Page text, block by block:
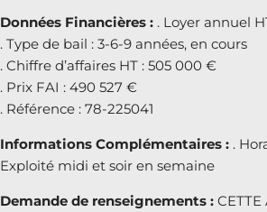
Données Financières : . Loyer annuel
. Type de bail : 3-6-9 années, en cours
. Chiffre d’affaires HT : 505 000 €
. Prix FAI : 490 527 €
. Référence : 78-225041
Informations Complémentaires : .
Exploité midi et soir en semaine
Demande de renseignements :